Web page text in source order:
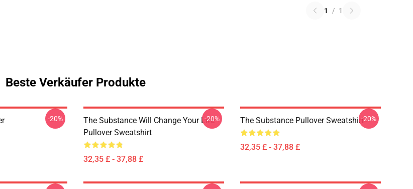
1 / 1
Beste Verkäufer Produkte
-20%
The Substance Will Change Your Life
Pullover Sweatshirt
32,35 £ - 37,88 £
-20% The Substance Pullover Sweatshirt
32,35 £ - 37,88 £
-20%